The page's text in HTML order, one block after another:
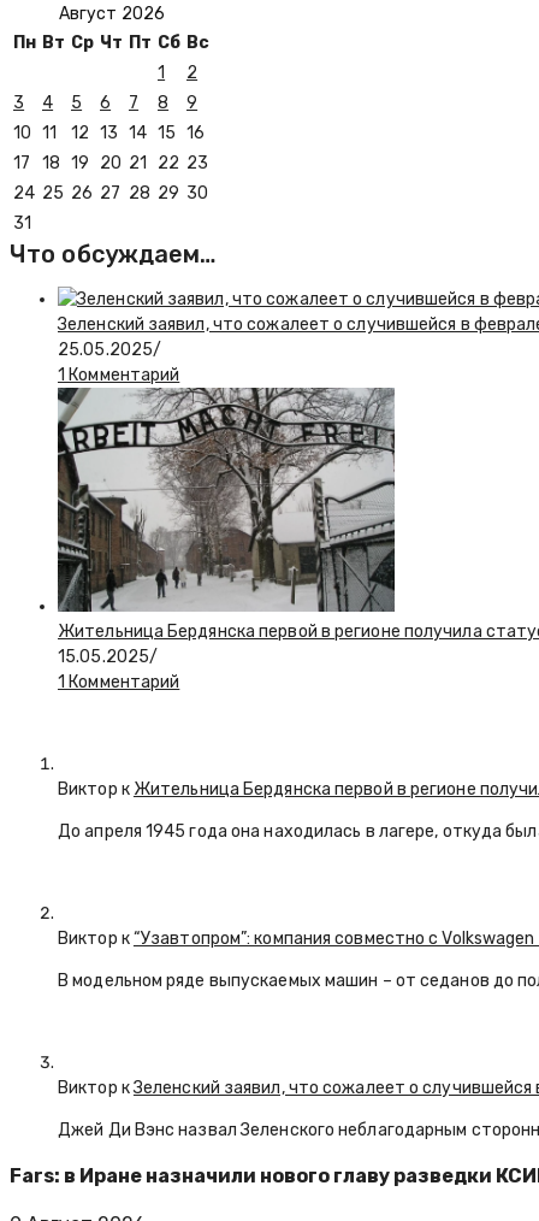
Август 2026
Пн Вт Ср Чт Пт Сб Вс
1
2
3
4 5 6 7 8
9
10 11 12 13 14 15 16
17
18 19 20 21 22 23
24 25 26 27 28 29 30
31
Что обсуждаем…
Зеленский заявил, что сожалеет о случившейся в
25.05.2025/
1 Комментарий
Жительница Бердянска первой в регионе получила
15.05.2025/
1 Комментарий
Виктор к Жительница Бердянска первой в регионе
До апреля 1945 года она находилась в лагере, откуда
Виктор к“Узавтопром”: компания совместно с
В модельном ряде выпускаемых машин – от седанов до
Виктор кЗеленский заявил, что сожалеет о
Джей Ди Вэнс назвал Зеленского неблагодарным
Fars: в Иране назначили нового главу разведки